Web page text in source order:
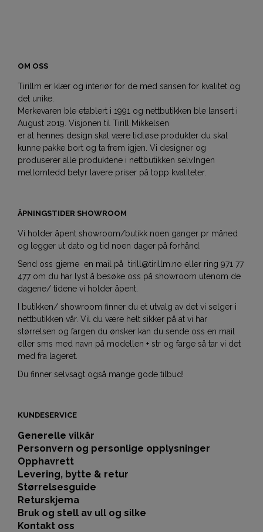
OM OSS
Tirillm er klær og interiør for de med sansen for kvalitet og
det unike.
Merkevaren ble etablert i 1991 og nettbutikken ble lansert i
August 2019. Visjonen til Tirill Mikkelsen
er at hennes design skal være tidløse produkter du skal
kunne pakke bort og ta frem igjen. Vi designer og
produserer alle produktene i nettbutikken selv.Ingen
mellomledd betyr lavere priser på topp kvaliteter.
ÅPNINGSTIDER SHOWROOM
Vi holder åpent showroom/butikk noen ganger pr måned
og legger ut dato og tid noen dager på forhånd.
Send oss gjerne en mail på tirill@tirillm.no eller ring 971 77
477 om du har lyst å besøke oss på showroom utenom de
dagene/ tidene vi holder åpent.
I butikken/ showroom finner du et utvalg av det vi selger i
nettbutikken vår. Vil du være helt sikker på at vi har
størrelsen og fargen du ønsker kan du sende oss en mail
eller sms med navn på modellen + str og farge så tar vi det
med fra lageret.
Du finner selvsagt også mange gode tilbud!
KUNDESERVICE
Generelle vilkår
Personvern og personlige opplysninger
Opphavrett
Levering, bytte & retur
Størrelsesguide
Returskjema
Bruk og stell av ull og silke
Kontakt oss